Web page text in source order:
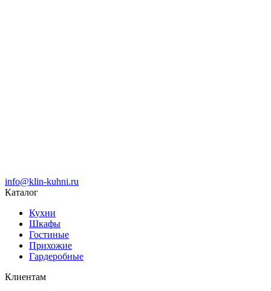
info@klin-kuhni.ru
Каталог
Кухни
Шкафы
Гостиные
Прихожие
Гардеробные
Клиентам